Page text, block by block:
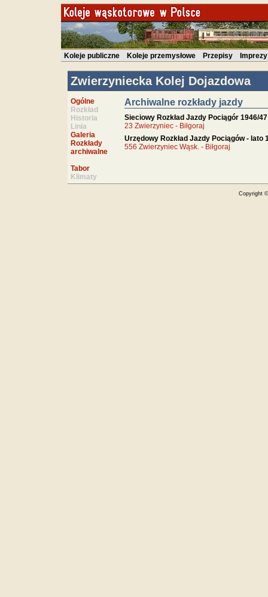
Koleje publiczne Koleje przemysłowe Przepisy Imprezy
Zwierzyniecka Kolej Dojazdowa
Ogólne
Rozkład
Historia
Linia
Galeria
Rozkłady
archiwalne
Tabor
Klimaty
Archiwalne rozkłady jazdy
Sieciowy Rozkład Jazdy Pociągór 1946/47
23 Zwierzyniec - Biłgoraj
Urzędowy Rozkład Jazdy Pociągów - lato
556 Zwierzyniec Wąsk. - Biłgoraj
Copyright